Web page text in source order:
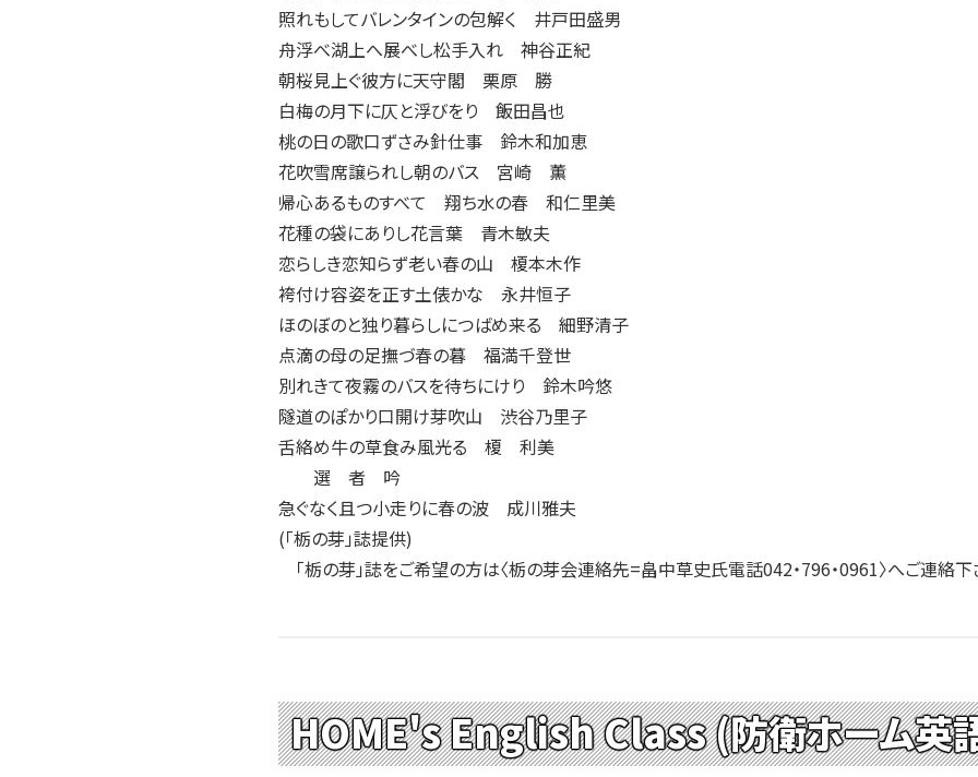
照れもしてバレンタインの包解く 井戸田盛男
舟浮べ湖上へ展べし松手入れ 神谷正紀
朝桜見上ぐ彼方に天守閣 栗原 勝
白梅の月下に仄と浮びをり 飯田昌也
桃の日の歌口ずさみ針仕事 鈴木和加恵
花吹雪席譲られし朝のバス 宮崎 薫
帰心あるものすべて 翔ち水の春 和仁里美
花種の袋にありし花言葉 青木敏夫
恋らしき恋知らず老い春の山 榎本木作
袴付け容姿を正す土俵かな 永井恒子
ほのぼのと独り暮らしにつばめ来る 細野清子
点滴の母の足撫づ春の暮 福満千登世
別れきて夜霧のバスを待ちにけり 鈴木吟悠
隧道のぽかり口開け芽吹山 渋谷乃里子
舌絡め牛の草食み風光る 榎 利美
選 者 吟
急ぐなく且つ小走りに春の波 成川雅夫
(「栃の芽」誌提供)
「栃の芽」誌をご希望の方は〈栃の芽会連絡先=畠中草史氏電話042・796・0961〉へご連絡下
HOME's English Class (防衛ホーム英